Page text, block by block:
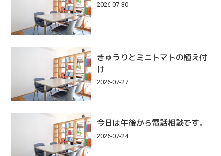
2026-07-30
きゅうりとミニトマトの植え付
け
2026-07-27
今日は午後から電話相談です。
2026-07-24